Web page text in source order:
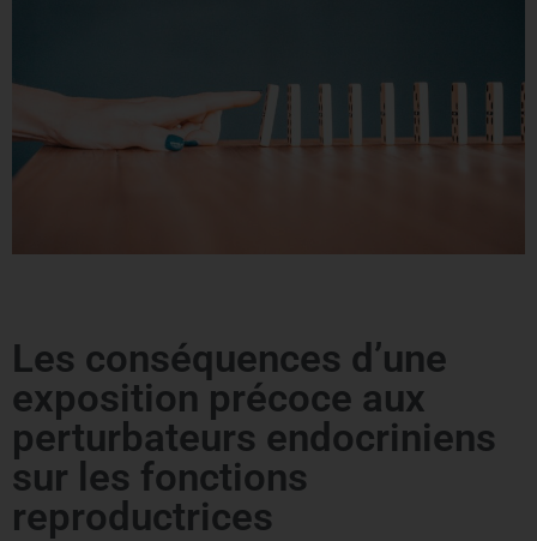
Les conséquences d’une
exposition précoce aux
perturbateurs endocriniens
sur les fonctions
reproductrices